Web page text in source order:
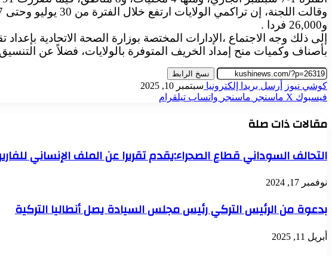
و26,000 فردا .
إلى ذلك وجه الاجتماع ،الإدارات المختصة بوزارة الصحة الاتحادية
بأصناف وكميات منح إمداد الخريف المتوفرة بالولايات، فضلاً عن
نسخ الرابط
كوشي نيوز أرسل بريدا إلكترونيا سبتمبر 10, 2025
فيسبوك ‫X ماسنجر ماسنجر واتساب تيلقرام
مقالات ذات صلة
التحالف السوداني قطاع الصحراء:يقدم تقريرا عن الملف الإنساني
نوفمبر 17, 2024
بدعوة من الرئيس التركي رئيس مجلس السيادة يصل أنطاليا التركية
أبريل 11, 2025